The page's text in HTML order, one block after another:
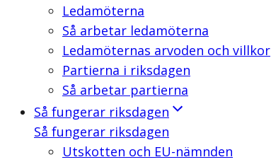
Ledamöterna
Så arbetar ledamöterna
Ledamöternas arvoden och villkor
Partierna i riksdagen
Så arbetar partierna
Så fungerar riksdagen
Så fungerar riksdagen
Utskotten och EU-nämnden